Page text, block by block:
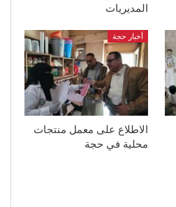
المديريات
أخبار حجة
الاطلاع على معمل منتجات
محلية في حجة